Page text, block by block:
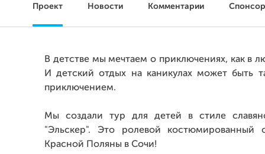
Проект Новости Комментарии
В детстве мы мечтаем о приключениях, как в
И детский отдых на каникулах может быть
приключением.
Мы создали тур для детей в стиле
"Эльскер". Это ролевой костюмированный
Красной Поляны в Сочи!